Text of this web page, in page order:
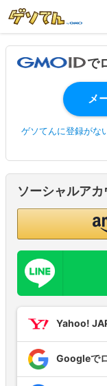
で
ゲソてんに登録がな
ソーシャルア
Yahoo!
Googleで